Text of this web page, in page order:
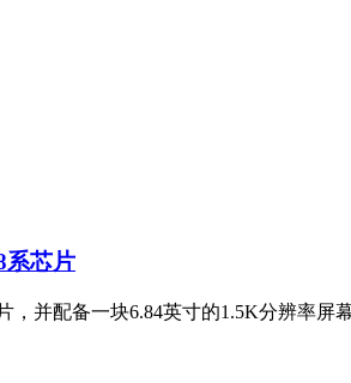
系芯片
，并配备一块6.84英寸的1.5K分辨率